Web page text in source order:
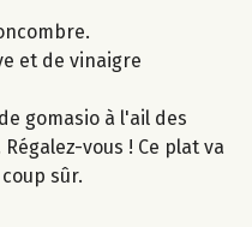
et de vinaigre
gomasio à l'ail des
vous ! Ce plat va
sûr.